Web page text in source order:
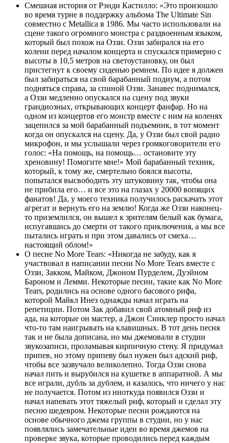
Смешная история от Рэнди Кастилло: «Это произошло
во время турне в поддержку альбома The Ultimate Sin
совместно с Metallica в 1986. Мы часто использовали на
сцене такого огромного монстра с раздвоенным языком,
который был похож на Оззи. Оззи забирался на его
колени перед началом концерта и спускался примерно с
высоты в 10,5 метров на светоустановку, он был
пристегнут к своему сиденью ремнем. По идее я должен
был забираться на свой барабанный подиум, а потом
подняться справа, за спиной Оззи. Занавес поднимался,
а Оззи медленно опускался на сцену под звуки
грандиозных, открывающих концерт фанфар. Но на
одном из концертов его монстр вместе с ним на коленях
зацепился за мой барабанный подъемник, в тот момент
когда он опускался на сцену. Да, у Оззи был свой радио
микрофон, и мы услышали через громкоговорители его
голос: «На помощь, на помощь… остановите эту
хреновину! Помогите мне!» Мой барабанный техник,
который, к тому же, смертельно боялся высоты,
попытался высвободить эту штуковину так, чтобы она
не прибила его… и все это на глазах у 20000 вопящих
фанатов! Да, у моего техника получилось раскачать этот
агрегат и вернуть его на землю! Когда же Оззи наконец-
то приземлился, он вышел к зрителям белый как бумага,
испугавшись до смерти от такого приключения, а мы все
пытались играть и при этом давались от смеха…
настоящий облом!»
О песне No More Tears: «Никогда не забуду, как я
участвовал в написании песни No More Tears вместе с
Оззи, Закком, Майком, Джоном Пурделем, Дуэйном
Бароном и Лемми. Некоторые песни, такие как No More
Tears, родились на основе одного басового рифа,
которой Майкл Инез однажды начал играть на
репетиции. Потом Зак добавил свой атомный риф из
ада, на которые он мастер, а Джон Синклер просто начал
что-то там наигрывать на клавишных. В тот день песня
так и не была дописана, но мы джемовали в студии
звукозаписи, проламывая кирпичную стену. Я придумал
припев, но этому припеву был нужен был адский риф,
чтобы все зазвучало великолепно. Тогда Оззи снова
начал пить и вырубился на кушетке в аппаратной. А мы
все играли, дубль за дублем, и казалось, что ничего у нас
не получается. Потом из ниоткуда появился Оззи и
начал напевать этот тяжелый риф, который и сделал эту
песню шедевром. Некоторые песни рождаются на
основе обычного джема группы в студии, но у нас
появлялись замечательные идеи во время джемов на
проверке звука, которые проводились перед каждым